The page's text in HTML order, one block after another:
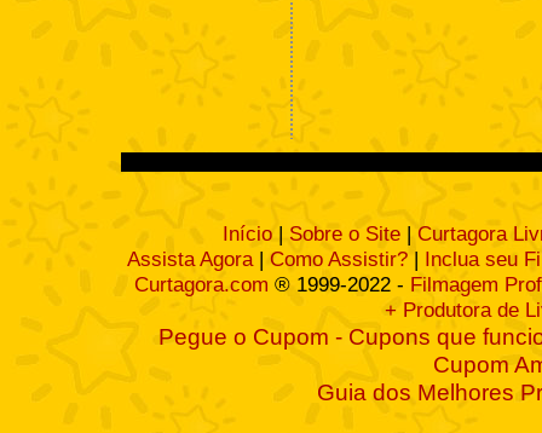
Início | Sobre o Site | Curtagora
Assista Agora| Como Assistir? | Inclua seu
Curtagora.com ® 1999-2022 - Filmagem
+ Produtora de
Pegue o Cupom - Cupons que
Cupom
Guia dos Melhores